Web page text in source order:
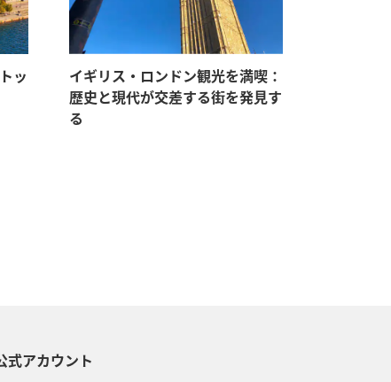
ッ
イギリス・ロンドン観光を満喫：
歴史と現代が交差する街を発見す
る
式アカウント